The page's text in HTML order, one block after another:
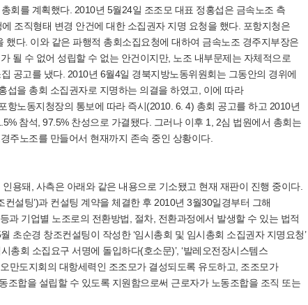
회를 계획했다. 2010년 5월24일 조조모 대표 정홍섭은 금속노조 측
조직형태 변경 안건에 대한 소집권자 지명 요청을 했다. 포항지청은
다. 이와 같은 파행적 총회소집요청에 대하여 금속노조 경주지부장은
될 수 없어 성립할 수 없는 안건이지만, 노조 내부문제는 자체적으로
공고를 냈다. 2010년 6월4일 경북지방노동위원회는 그동안의 경위에
섭을 총회 소집권자로 지명하는 의결을 하였고, 이에 따라
노동지청장의 통보에 따라 즉시(2010. 6. 4) 총회 공고를 하고 2010년
참석, 97.5% 찬성으로 가결됐다. 그러나 이후 1, 2심 법원에서 총회는
주노조를 만들어서 현재까지 존속 중인 상황이다.
용돼, 사측은 아래와 같은 내용으로 기소됐고 현재 재판이 진행 중이다.
설팅’)과 컨설팅 계약을 체결한 후 2010년 3월30일경부터 그해
기업별 노조로의 전환방법, 절차, 전환과정에서 발생할 수 있는 법적
초순경 창조컨설팅이 작성한 ‘임시총회 및 임시총회 소집권자 지명요청’
총회 소집요구 서명에 돌입하다(호소문)’, ‘발레오전장시스템스
만도지회의 대항세력인 조조모가 결성되도록 유도하고, 조조모가
합을 설립할 수 있도록 지원함으로써 근로자가 노동조합을 조직 또는